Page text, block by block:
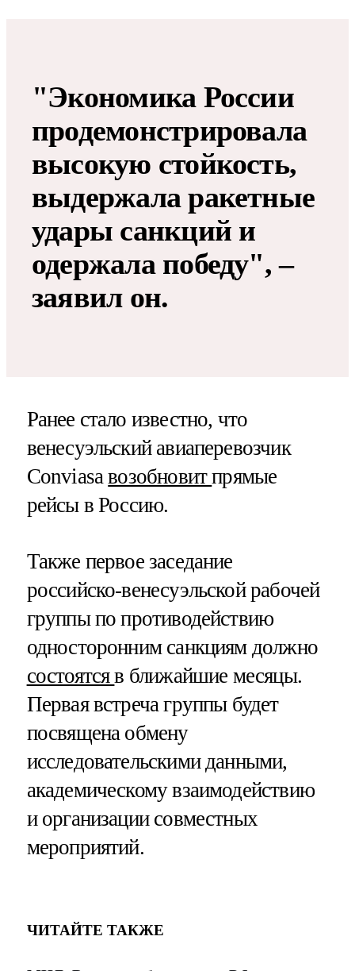
"Экономика России
продемонстрировала
высокую стойкость,
выдержала ракетные
удары санкций и
одержала победу", –
заявил он.
Ранее стало известно, что
венесуэльский авиаперевозчик
Conviasaвозобновитпрямые
рейсы в Россию.
Также первое заседание
российско-венесуэльской рабочей
группы по противодействию
односторонним санкциям должно
состоятсяв ближайшие месяцы.
Первая встреча группы будет
посвящена обмену
исследовательскими данными,
академическому взаимодействию
и организации совместных
мероприятий.
ЧИТАЙТЕ ТАКЖЕ